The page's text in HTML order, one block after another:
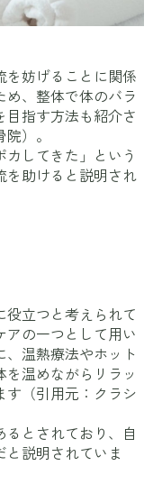
を妨げることに関係
め、整体で体のバラ
目指す方法も紹介さ
院）。
カしてきた」という
を助けると説明され
立つと考えられて
アの一つとして用い
、温熱療法やホット
温めながらリラッ
（引用元： クラシ
とされており、自
説明されていま